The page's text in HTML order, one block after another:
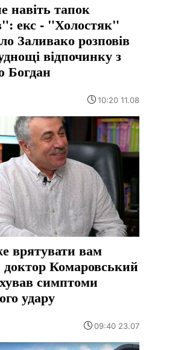
навіть тапок
екс - "Холостяк"
Заливако розповів
відпочинку з
Богдан
10:20 11.08
врятувати вам
Комаровський
симптоми
удару
09:40 23.07